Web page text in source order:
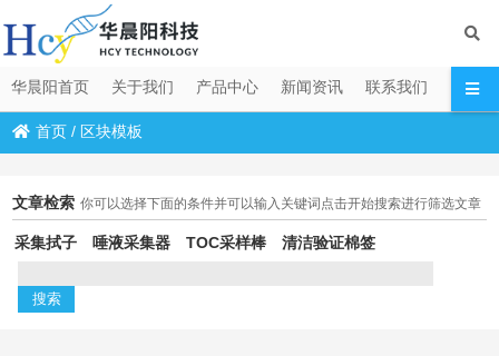
华晨阳首页 关于我们 产品中心 新闻资讯 联系我们
首页 / 区块模板
文章检索 你可以选择下面的条件并可以输入关键词点击开始搜索进行筛选文章
采集拭子 唾液采集器 TOC采样棒 清洁验证棉签